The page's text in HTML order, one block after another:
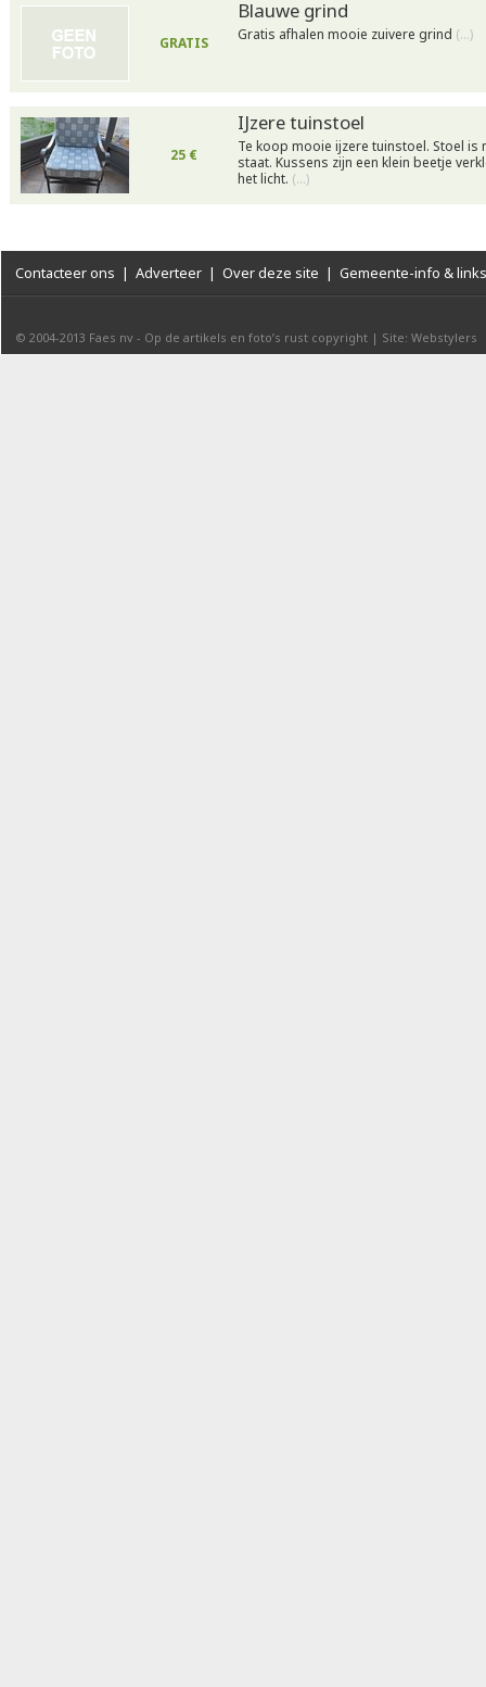
GRATIS
Blauwe grind
Gratis afhalen mooie zuivere grind (…)
25 €
IJzere tuinstoel
Te koop mooie ijzere tuinstoel. Stoel is
staat. Kussens zijn een klein beetje
het licht. (…)
Contacteer ons | Adverteer | Over deze site | Gemeente-info & links
© 2004-2013 Faes nv - Op de artikels en foto’s rust copyright | Site: Webstylers